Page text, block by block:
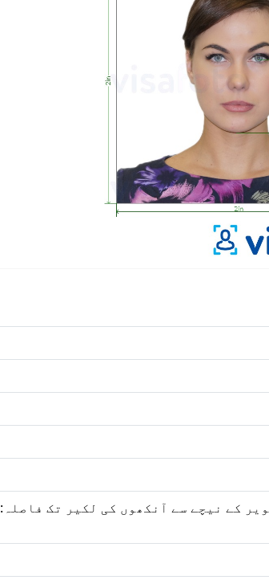
(بالوں کی چوٹی تک): 1.29انچ; تصویر کے نیچے سے آنکھوں کی لکیر تک فاصلہ: